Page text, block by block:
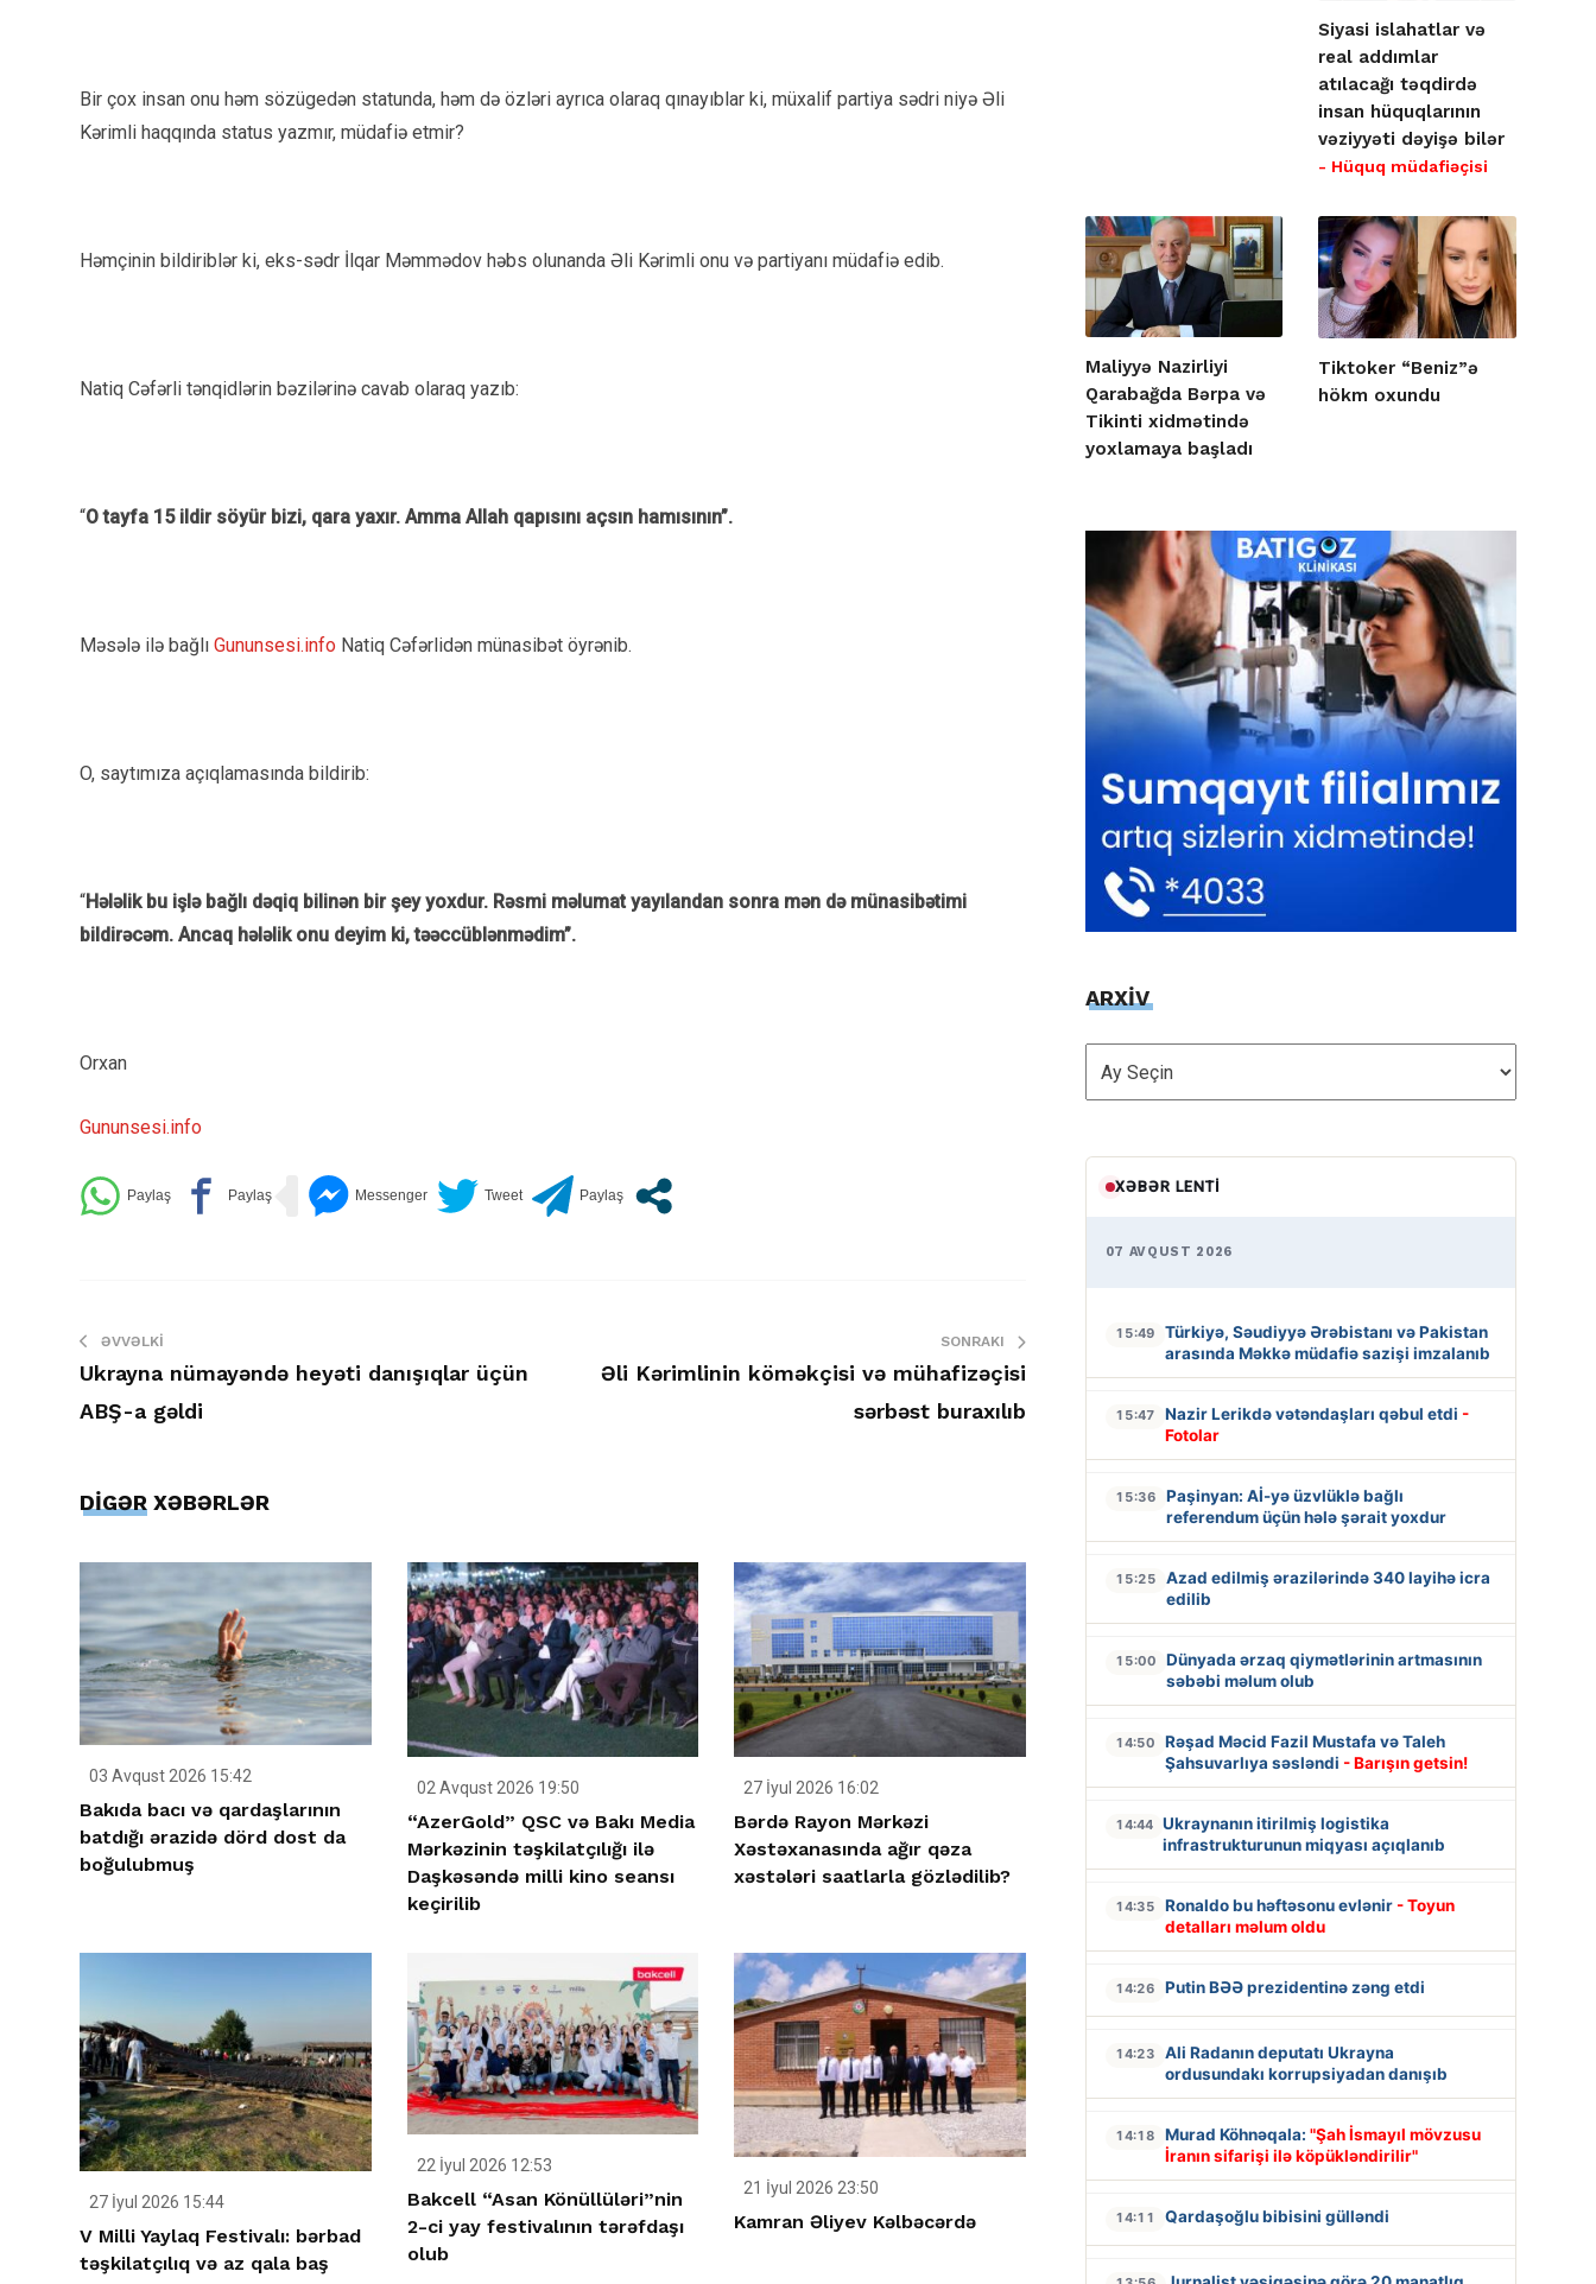
Bir çox insan onu həm sözügedən statunda, həm də özləri ayrıca olaraq qınayıblar ki, müxalif partiya sədri niyə Əli
Kərimli haqqında status yazmır, müdafiə etmir?
Həmçinin bildiriblər ki, eks-sədr İlqar Məmmədov həbs olunanda Əli Kərimli onu və partiyanı müdafiə edib.
Natiq Cəfərli tənqidlərin bəzilərinə cavab olaraq yazıb:
“O tayfa 15 ildir söyür bizi, qara yaxır. Amma Allah qapısını açsın hamısının”.
Məsələ ilə bağlı Gununsesi.info Natiq Cəfərlidən münasibət öyrənib.
O, saytımıza açıqlamasında bildirib:
“Hələlik bu işlə bağlı dəqiq bilinən bir şey yoxdur. Rəsmi məlumat yayılandan sonra mən də münasibətimi
bildirəcəm. Ancaq hələlik onu deyim ki, təəccüblənmədim”.
Orxan
Gununsesi.info
ƏVVƏLKI
Ukrayna nümayəndə heyəti danışıqlar üçün
ABŞ-a gəldi
SONRAKI
Əli Kərimlinin köməkçisi və mühafizəçisi
sərbəst buraxılıb
DİGƏR XƏBƏRLƏR
03 Avqust 2026 15:42
Bakıda bacı və qardaşlarının
batdığı ərazidə dörd dost da
boğulubmuş
02 Avqust 2026 19:50
“AzerGold” QSC və Bakı Media
Mərkəzinin təşkilatçılığı ilə
Daşkəsəndə milli kino seansı
keçirilib
27 İyul 2026 16:02
Bərdə Rayon Mərkəzi
Xəstəxanasında ağır qəza
xəstələri saatlarla gözlədilib?
27 İyul 2026 15:44
V Milli Yaylaq Festivalı: bərbad
təşkilatçılıq və az qala baş
22 İyul 2026 12:53
Bakcell “Asan Könüllüləri”nin
2-ci yay festivalının tərəfdaşı
olub
21 İyul 2026 23:50
Kamran Əliyev Kəlbəcərdə
Siyasi islahatlar və
real addımlar
atılacağı təqdirdə
insan hüquqlarının
vəziyyəti dəyişə bilər
- Hüquq müdafiəçisi
Maliyyə Nazirliyi
Qarabağda Bərpa və
Tikinti xidmətində
yoxlamaya başladı
Tiktoker “Beniz”ə
hökm oxundu
ARXİV
ARXİV
XƏBƏR LENTI
07 AVQUST 2026
15:49
Türkiyə, Səudiyyə Ərəbistanı və Pakistan
arasında Məkkə müdafiə sazişi imzalanıb
15:47 Nazir Lerikdə vətəndaşları qəbul etdi -
Fotolar
15:36
Paşinyan: Aİ-yə üzvlüklə bağlı
referendum üçün hələ şərait yoxdur
15:25
Azad edilmiş ərazilərində 340 layihə icra
edilib
15:00
Dünyada ərzaq qiymətlərinin artmasının
səbəbi məlum olub
14:50
Rəşad Məcid Fazil Mustafa və Taleh
Şahsuvarlıya səsləndi - Barışın getsin!
14:44 Ukraynanın itirilmiş logistika
infrastrukturunun miqyası açıqlanıb
14:35 Ronaldo bu həftəsonu evlənir - Toyun
detalları məlum oldu
14:26 Putin BƏƏ prezidentinə zəng etdi
14:23
Ali Radanın deputatı Ukrayna
ordusundakı korrupsiyadan danışıb
14:18 Murad Köhnəqala: "Şah İsmayıl mövzusu
İranın sifarişi ilə köpükləndirilir"
14:11 Qardaşoğlu bibisini gülləndi